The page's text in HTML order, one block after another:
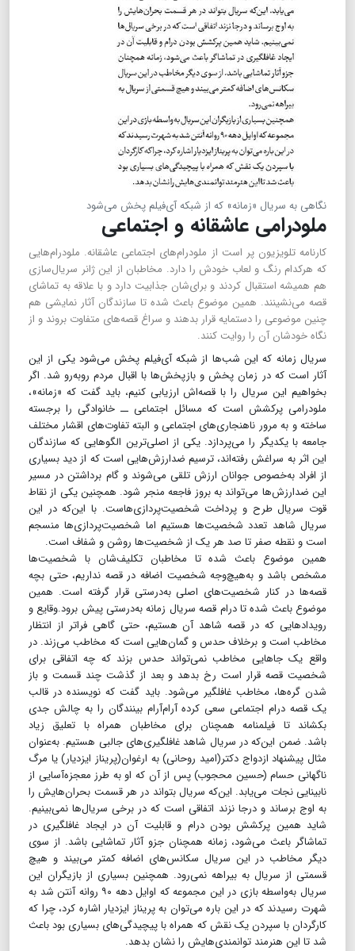
نگاهی به سریال «زمانه» که از شبکه آی‌فیلم پخش می‌شود
ملودرامی عاشقانه و اجتماعی
کارنامه تلویزیون پر است از ملودرام‌های اجتماعی عاشقانه. ملودرام‌هایی
که هر‌کدام رنگ و لعاب خودش را دارد. مخاطبان از این ژانر سریال‌سازی
هم همیشه استقبال کردند و برای‌شان جذابیت دارد و با علاقه به تماشای
قصه می‌نشینند. همین موضوع باعث شده تا سازندگان آثار نمایشی هم
چنین موضوعی را دستمایه قرار بدهند و سراغ قصه‌های متفاوت بروند و از
نگاه خودشان آن را روایت کنند.
سریال زمانه که این شب‌ها از شبکه آی‌فیلم پخش می‌شود یکی از این
آثار است که در زمان پخش و بازپخش‌ها با اقبال مردم رو‌به‌رو شد. اگر
بخواهیم این سریال را با قصه‌اش ارزیابی کنیم، باید گفت که «زمانه»،
ملودرامی پرکشش است که مسائل اجتماعی ــ خانوادگی را برجسته
ساخته و به مرور ناهنجاری‌های اجتماعی و البته تفاوت‌های اقشار مختلف
جامعه با یکدیگر را می‌پردازد. یکی از اصلی‌ترین الگوهایی که سازندگان
این اثر به سراغش رفته‌اند، ترسیم ضدارزش‌هایی است که از دید بسیاری
از افراد به‌خصوص جوانان ارزش تلقی می‌شوند و گام برداشتن در مسیر
این ضدارزش‌ها می‌تواند به بروز فاجعه منجر شود. همچنین یکی از نقاط
قوت سریال طرح و پرداخت شخصیت‌پردازی‌هاست. با این‌که در این
سریال شاهد تعدد شخصیت‌ها هستیم اما شخصیت‌پردازی‌ها منسجم
است و نقطه صفر تا صد هر یک از شخصیت‌ها روشن و شفاف است.
همین موضوع باعث شده تا مخاطبان تکلیف‌شان با شخصیت‌ها
مشخص باشد و به‌هیچ‌وجه شخصیت اضافه در قصه نداریم، حتی بچه
قصه‌ها در کنار شخصیت‌های اصلی به‌درستی قرار گرفته است. همین
موضوع باعث شده تا درام قصه سریال زمانه به‌درستی پیش برود.وقایع و
رویدادهایی که در قصه شاهد آن هستیم، حتی گاهی فراتر از انتظار
مخاطب است و بر‌خلاف حدس و گمان‌هایی است که مخاطب می‌زند. در
واقع یک جاهایی مخاطب نمی‌تواند حدس بزند که چه اتفاقی برای
شخصیت قصه قرار است رخ بدهد و بعد از گذشت چند قسمت و باز
شدن گره‌ها، مخاطب غافلگیر می‌شود. باید گفت که نویسنده در قالب
یک قصه درام اجتماعی سعی کرده آرام‌آرام بینندگان را به چالش جدی
بکشاند تا فیلمنامه همچنان برای مخاطبان همراه با تعلیق زیاد
باشد. ضمن این‌که در سریال شاهد غافلگیری‌های جالبی هستیم. به‌عنوان
مثال پیشنهاد ازدواج دکتر(امید روحانی) به ارغوان(پریناز ایزدیار) یا مرگ
ناگهانی حسام (حسین محجوب) پس از آن که او به طرز معجزه‌آسایی از
نابینایی نجات می‌یابد. این‌که سریال بتواند در هر قسمت بحران‌هایش را
به اوج برساند و درجا نزند اتفاقی است که در برخی سریال‌ها نمی‌بینیم.
شاید همین پرکشش بودن درام و قابلیت آن در ایجاد غافلگیری در
تماشاگر باعث می‌شود، زمانه همچنان جزو آثار تماشایی باشد. از سوی
دیگر مخاطب در این سریال سکانس‌های اضافه کمتر می‌بیند و هیچ
قسمتی از سریال به بیراهه نمی‌رود. همچنین بسیاری از بازیگران این
سریال به‌واسطه بازی در این مجموعه که اوایل دهه ۹۰ روانه آنتن شد به
شهرت رسیدند که در این باره می‌توان به پریناز ایزدیار اشاره کرد، چرا که
کارگردان با سپردن یک نقش که همراه با پیچیدگی‌های بسیاری بود باعث
شد تا این هنرمند توانمندی‌هایش را نشان بدهد.